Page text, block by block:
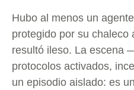
Hubo al menos un
protegido por su chaleco
resultó ileso. La escena
protocolos activados,
un episodio aislado: es